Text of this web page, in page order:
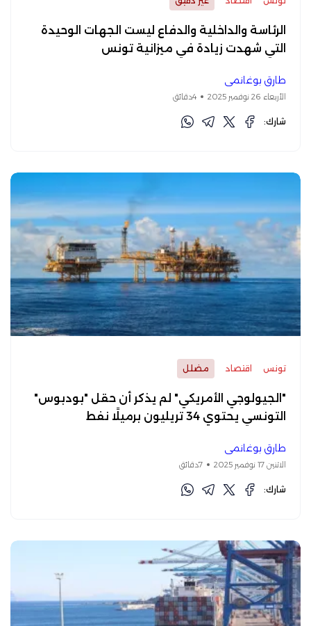
الرئاسة والداخلية والدفاع ليست الجهات الوحيدة
التي شهدت زيادة في ميزانية تونس
طارق بوغانمي
الأربعاء 26 نوفمبر 2025 4دقائق
شارك:
تونس اقتصاد مضلل
"الجيولوجي الأمريكي" لم يذكر أن حقل "بودبوس"
التونسي يحتوي 34 تريليون برميلًا نفط
طارق بوغانمي
الاثنين 17 نوفمبر 2025 7دقائق
شارك: